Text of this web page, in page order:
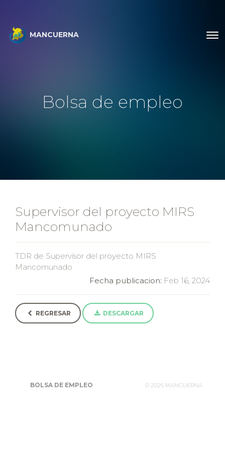
MANCUERNA
Bolsa de empleo
Supervisor del proyecto MIRS
Mancomunado
TDR de Supervisor del proyecto MIRS
Mancomunado
Fecha publicacion: Feb 16, 2024
REGRESAR DESCARGAR
BOLSA DE EMPLEO © 2026 MANCUERNA